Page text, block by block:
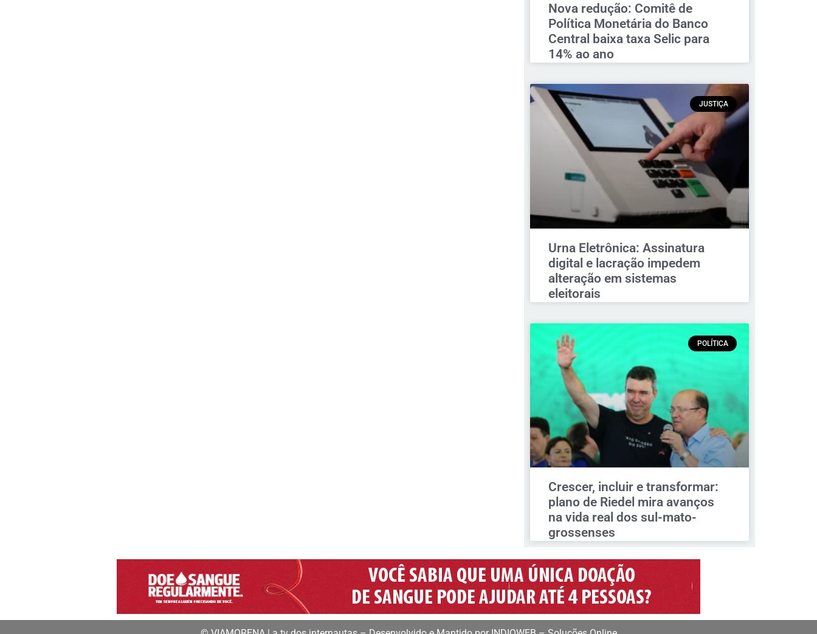
Nova redução: Comitê de
Política Monetária do Banco
Central baixa taxa Selic para
14% ao ano
JUSTIÇA
Urna Eletrônica: Assinatura
digital e lacração impedem
alteração em sistemas
eleitorais
POLÍTICA
Crescer, incluir e transformar:
plano de Riedel mira avanços
na vida real dos sul-mato-
grossenses